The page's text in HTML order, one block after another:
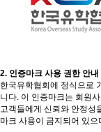
2. 인증마크 사용 권한 안내
한국유학협회에 정식으로
니다. 이 인증마크는 회원
고객들에게 신뢰와 안정성
마크 사용이 금지되어 있